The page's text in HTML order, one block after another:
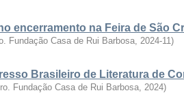
encerramento na Feira de São
Fundação Casa de Rui Barbosa, 2024-11)
Brasileiro de Literatura de
Fundação Casa de Rui Barbosa, 2024)